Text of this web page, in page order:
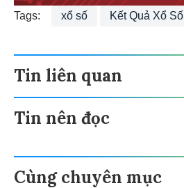
Tags: xổ số Kết Quả Xổ Số
Tin liên quan
Tin nên đọc
Cùng chuyên mục